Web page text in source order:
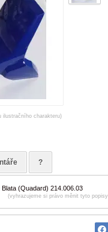
ilustračního charakteru)
?
(Quadard) 214.006.03
(vyhrazujeme si právo měnit tyto